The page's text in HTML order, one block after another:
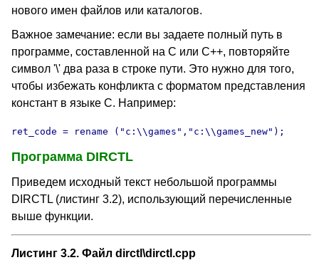
нового имен файлов или каталогов.
Важное замечание: если вы задаете полный путь в
программе, составленной на С или С++, повторяйте
символ '\' два раза в строке пути. Это нужно для того,
чтобы избежать конфликта с форматом представления
констант в языке С. Например:
ret_code = rename ("c:\\games","c:\\games_new");
Программа DIRCTL
Приведем исходный текст небольшой программы
DIRCTL (листинг 3.2), использующий перечисленные
выше функции.
Листинг 3.2. Файл dirctl\dirctl.cpp